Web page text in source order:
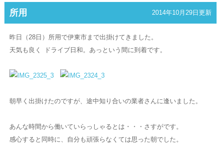
所用 2014年10月29日更新
昨日（28日）所用で伊東市まで出掛けてきました。
天気も良く
ドライブ日和。あっという間に到着です。
朝早く出掛けたのですが、途中知り合いの業者さんに逢いました。
あんな時間から働いていらっしゃるとは・・・さすがです。
感心すると同時に、自分も頑張らなくては思った朝でした。